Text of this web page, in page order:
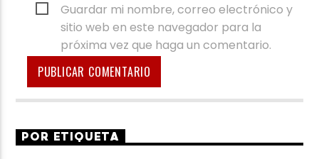
Guardar mi nombre, correo electrónico y
sitio web en este navegador para la
próxima vez que haga un comentario.
POR ETIQUETA